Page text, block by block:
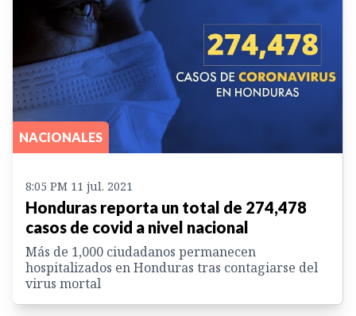
NACIONALES
8:05 PM 11 jul. 2021
Honduras reporta un total de 274,478
casos de covid a nivel nacional
Más de 1,000 ciudadanos permanecen
hospitalizados en Honduras tras contagiarse del
virus mortal